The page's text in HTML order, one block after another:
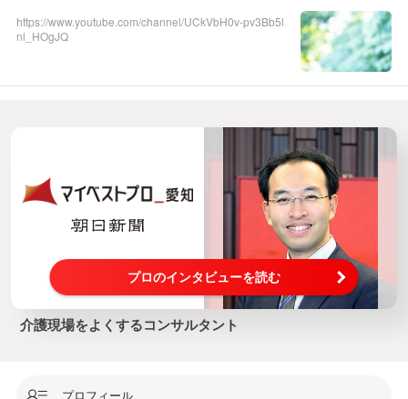
https://www.youtube.com/channel/UCkVbH0v-pv3Bb5l
nl_HOgJQ
プロのインタビューを読む
介護現場をよくするコンサルタント
プロフィール